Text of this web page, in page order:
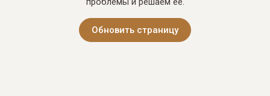
Обновить страницу